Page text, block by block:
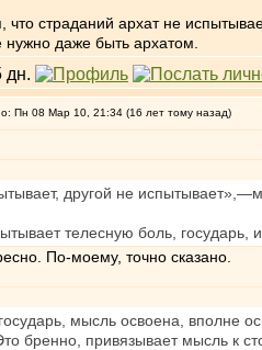
что страданий архат не
нужно даже быть архатом.
Пн 08 Мар 10, 21:34 (16 лет тому назад)
другой не
телесную боль, государь,
По-моему, точно сказано.
мысль освоена, вполне
бренно, привязывает мысль к